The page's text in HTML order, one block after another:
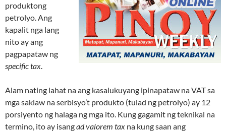
produktong
petrolyo. Ang
kapalit nga lang
nito ay ang
pagpapataw ng
specific tax.
Alam nating lahat na ang kasalukuyang ipinapataw na VAT sa
mga saklaw na serbisyo’t produkto (tulad ng petrolyo) ay 12
porsiyento ng halaga ng mga ito. Kung gagamit ng teknikal na
termino, ito ay isangad valorem tax na kung saan ang